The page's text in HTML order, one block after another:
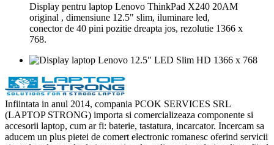
Display pentru laptop Lenovo ThinkPad X240 20AM
original , dimensiune 12.5" slim, iluminare led,
conector de 40 pini pozitie dreapta jos, rezolutie 1366 x
768.
Infiintata in anul 2014, compania PCOK SERVICES SRL
(LAPTOP STRONG) importa si comercializeaza componente si
accesorii laptop, cum ar fi: baterie, tastatura, incarcator. Incercam sa
aducem un plus pietei de comert electronic romanesc oferind servicii